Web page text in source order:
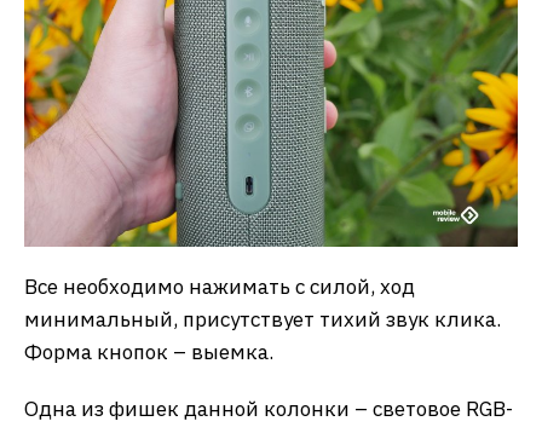
Все необходимо нажимать с силой, ход
минимальный, присутствует тихий звук клика.
Форма кнопок – выемка.
Одна из фишек данной колонки – световое RGB-